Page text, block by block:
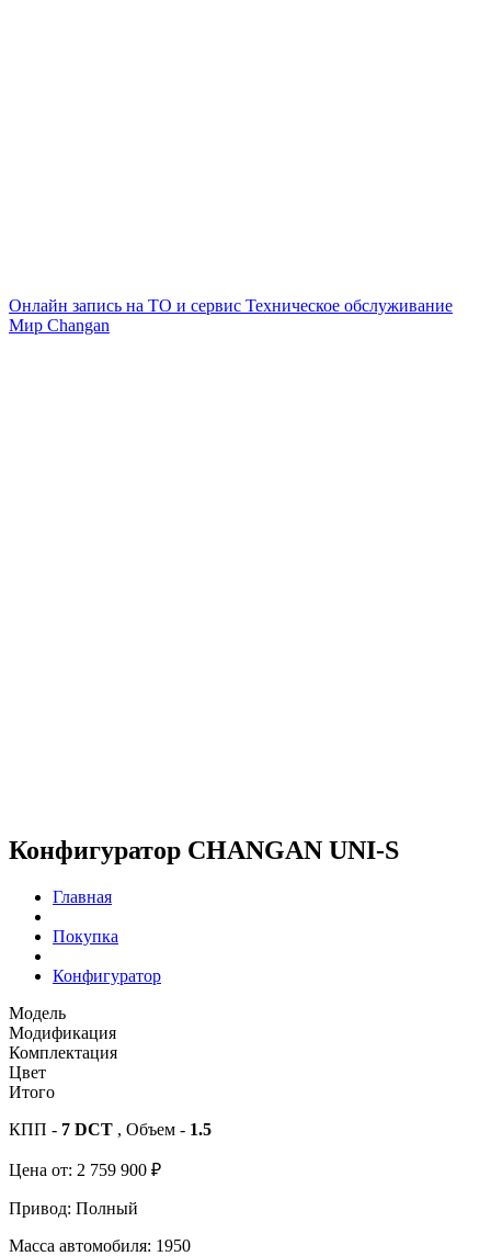
Онлайн запись на ТО и сервис Техническое обслуживание
Мир Changan
Конфигуратор CHANGAN UNI-S
Главная
Покупка
Конфигуратор
Модель
Модификация
Комплектация
Цвет
Итого
КПП - 7 DCT , Объем - 1.5
Цена от: 2 759 900 ₽
Привод: Полный
Масса автомобиля: 1950